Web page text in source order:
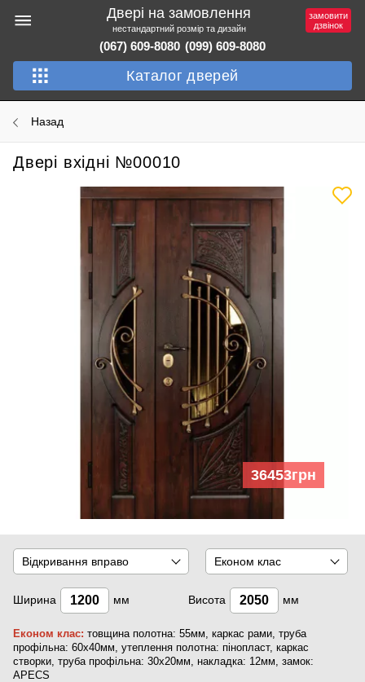
Двері на замовлення
нестандартний розмір та дизайн
(067) 609-8080 (099) 609-8080
Каталог дверей
замовити
дзвінок
Назад
Двері вхідні №00010
36453грн
Відкривання вправо Економ клас
Ширина мм Висота мм
Економ клас: товщина полотна: 55мм, каркас рами, труба
профільна: 60х40мм, утеплення полотна: пінопласт, каркас
створки, труба профільна: 30х20мм, накладка: 12мм, замок:
APECS